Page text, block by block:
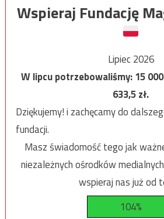
Wspieraj Fundację
Lipiec 2026
W lipcu potrzebowaliśmy:15 000
633,5zł.
Dziękujemy! i zachęcamy do
fundacji.
Masz świadomość tego jak
niezależnych ośrodków
wspieraj nas już od
104%